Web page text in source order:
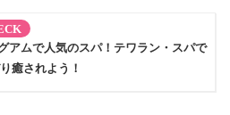
アムで人気のスパ！テワラン・スパで
癒されよう！